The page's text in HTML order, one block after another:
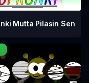
Mutta Pilasin Sen